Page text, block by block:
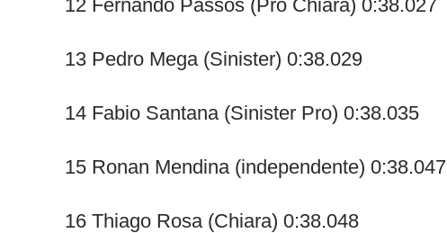
12 Fernando Passos (Pro Chiara) 0:38.027
13 Pedro Mega (Sinister) 0:38.029
14 Fabio Santana (Sinister Pro) 0:38.035
15 Ronan Mendina (independente) 0:38.047
16 Thiago Rosa (Chiara) 0:38.048